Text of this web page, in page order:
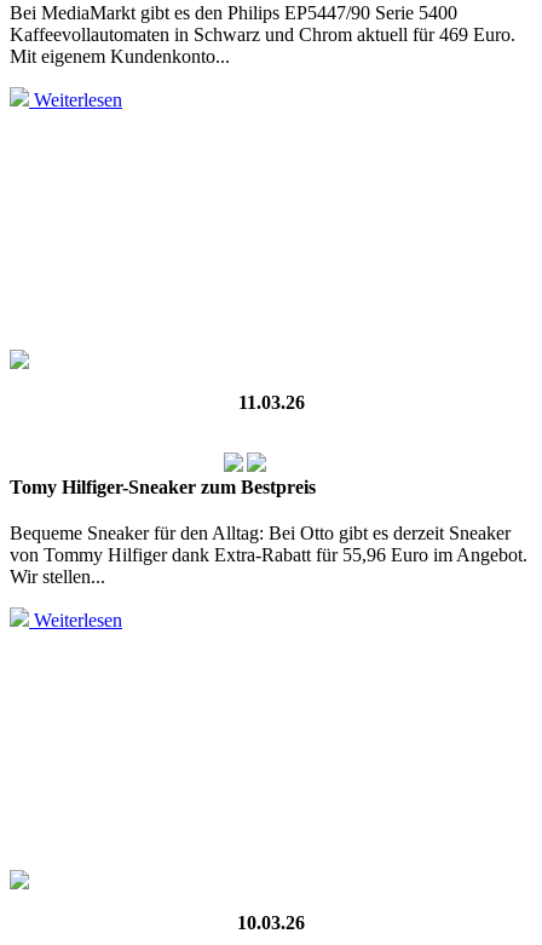
Bei MediaMarkt gibt es den Philips EP5447/90 Serie 5400
Kaffeevollautomaten in Schwarz und Chrom aktuell für 469 Euro.
Mit eigenem Kundenkonto...
Weiterlesen
11.03.26
Tomy Hilfiger-Sneaker zum Bestpreis
Bequeme Sneaker für den Alltag: Bei Otto gibt es derzeit Sneaker
von Tommy Hilfiger dank Extra-Rabatt für 55,96 Euro im Angebot.
Wir stellen...
Weiterlesen
10.03.26